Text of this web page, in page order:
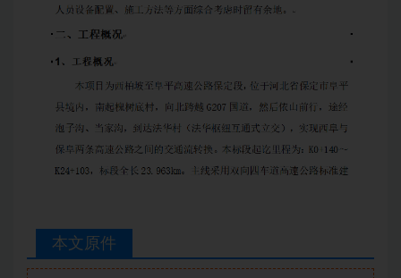
本文原件